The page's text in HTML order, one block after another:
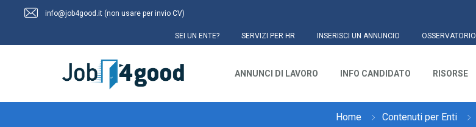
info@job4good.it (non usare per invio CV)
SEI UN ENTE? SERVIZI PER HR INSERISCI UN ANNUNCIO OSSERVATORIO
ANNUNCI DI LAVORO INFO CANDIDATO RISORSE
Home Contenuti per Enti